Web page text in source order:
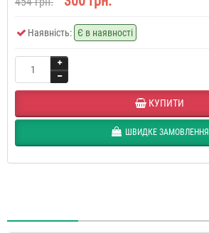
Наявність: Є в наявності
КУПИТИ
ШВИДКЕ ЗАМОВЛЕННЯ